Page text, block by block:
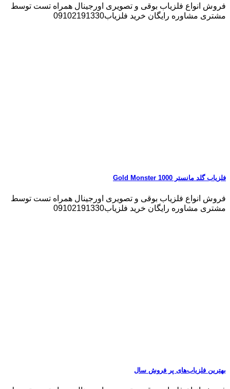
فروش انواع فلزیاب بوقی و تصویری اورجینال همراه تست توسط
مشتری مشاوره رایگان خرید فلزیاب09102191330
فلزیاب گلد مانستر 1000 Gold Monster
فروش انواع فلزیاب بوقی و تصویری اورجینال همراه تست توسط
مشتری مشاوره رایگان خرید فلزیاب09102191330
بهترین فلزیاب‌های پر فروش سال